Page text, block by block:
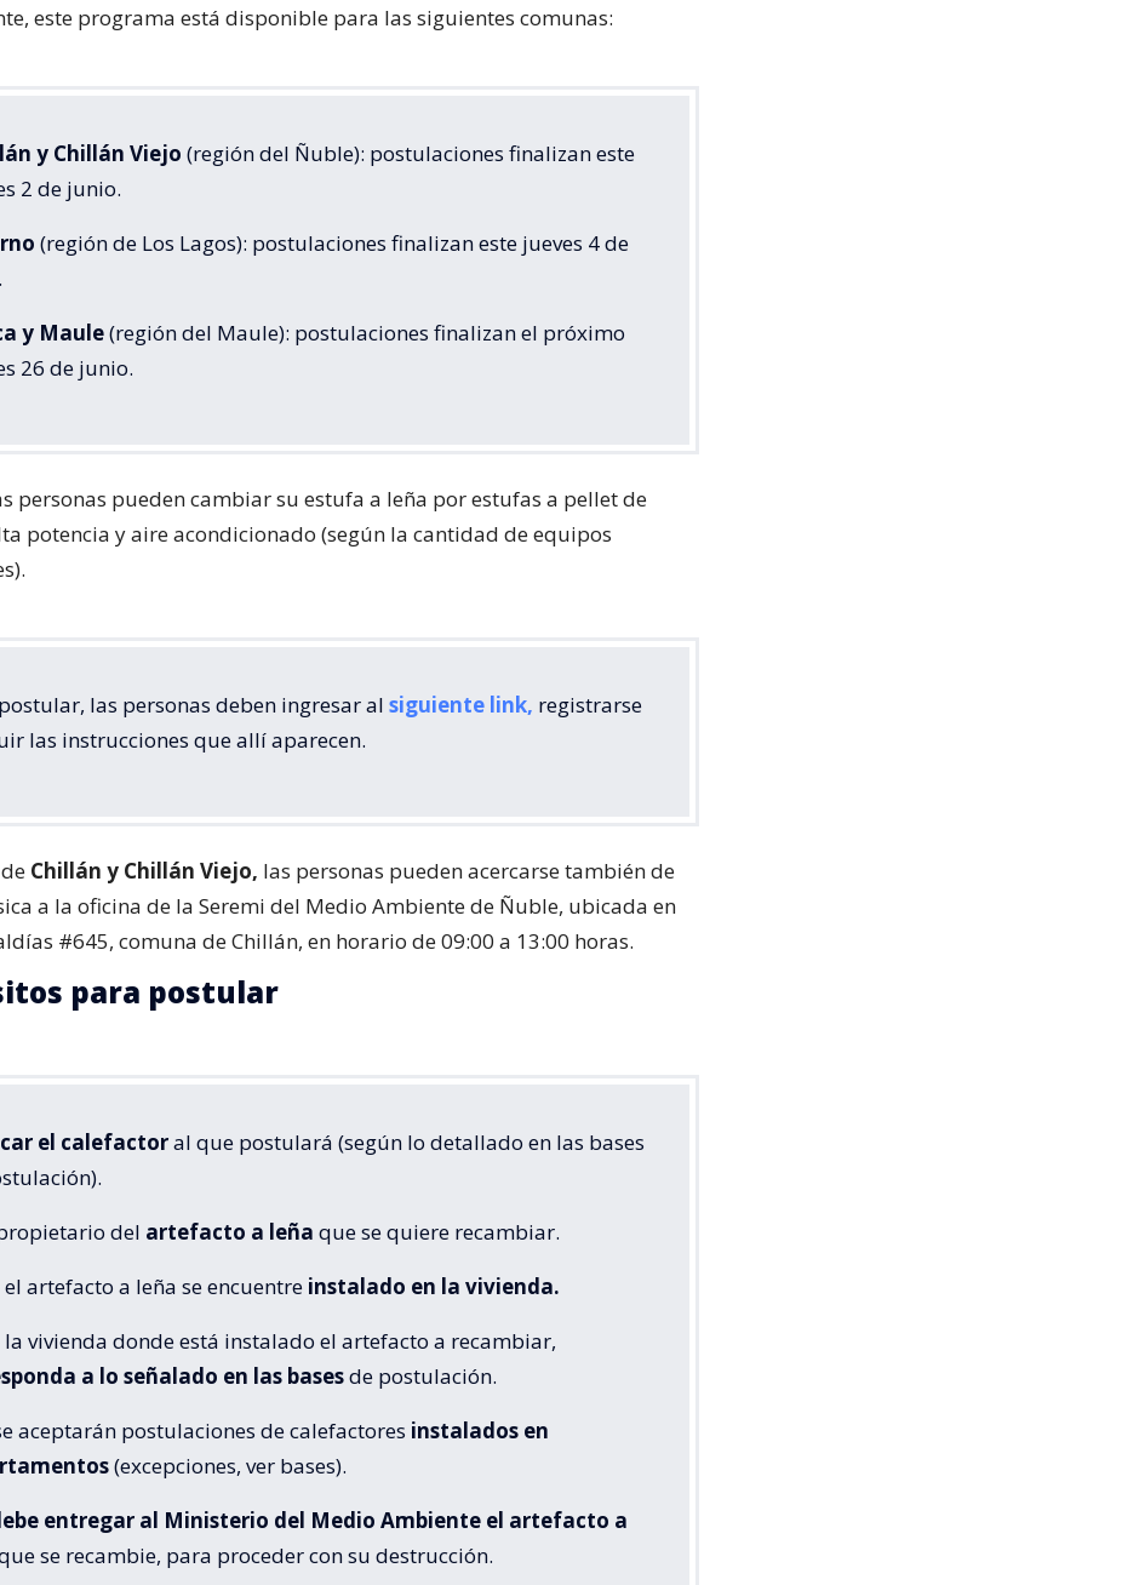
este programa está disponible para las siguientes comunas:
y Chillán Viejo (región del Ñuble): postulaciones finalizan este
2 de junio.
(región de Los Lagos): postulaciones finalizan este jueves 4 de
y Maule(región del Maule): postulaciones finalizan el próximo
26 de junio.
personas pueden cambiar su estufa a leña por estufas a pellet de
potencia y aire acondicionado (según la cantidad de equipos
las personas deben ingresar al siguiente link, registrarse
las instrucciones que allí aparecen.
Chillán y Chillán Viejo, las personas pueden acercarse también de
a la oficina de la Seremi del Medio Ambiente de Ñuble, ubicada en
#645, comuna de Chillán, en horario de 09:00 a 13:00 horas.
para postular
el calefactoral que postulará (según lo detallado en las bases
del artefacto a leña que se quiere recambiar.
el artefacto a leña se encuentre instalado en la vivienda.
la vivienda donde está instalado el artefacto a recambiar,
a lo señalado en las basesde postulación.
aceptarán postulaciones de calefactores instalados en
(excepciones, ver bases).
entregar al Ministerio del Medio Ambiente el artefacto a
se recambie, para proceder con su destrucción.